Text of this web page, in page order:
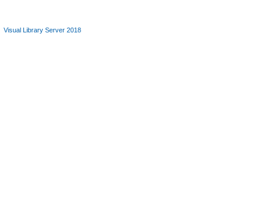
Visual Library Server 2018